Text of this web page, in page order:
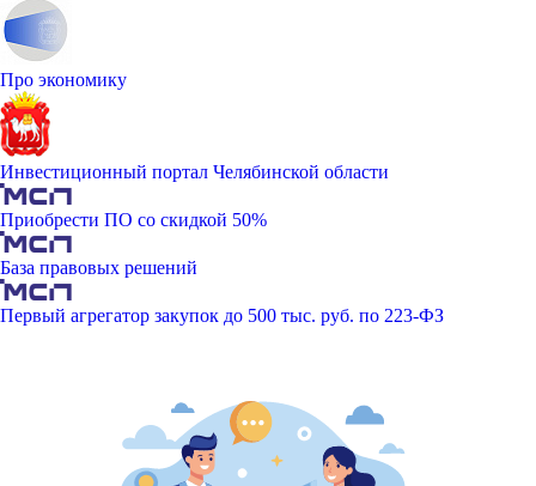
Про экономику
Инвестиционный портал Челябинской области
Приобрести ПО со скидкой 50%
База правовых решений
Первый агрегатор закупок до 500 тыс. руб. по 223-ФЗ